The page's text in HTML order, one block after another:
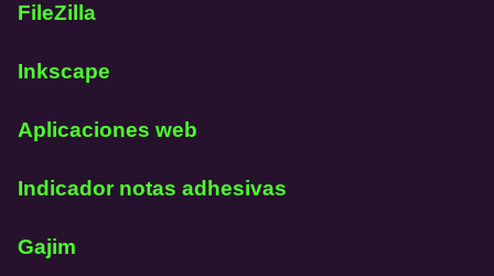
FileZilla
Inkscape
Aplicaciones web
Indicador notas adhesivas
Gajim